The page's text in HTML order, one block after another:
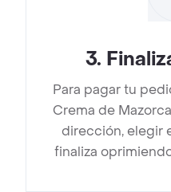
3.
Para pagar tu
Crema de
dirección, elegir
finaliza